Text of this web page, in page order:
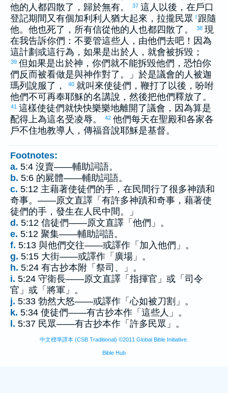
他的人都四散了，歸於無有。
37 這人以後，在戶口
登記期間又有個 加利利 人猶大起來，拉攏民眾 l 跟隨
他。他也死了，所有信從他的人也都四散了。
38 現
在我告訴你們：不要管這些人，由他們去吧！因為
這計劃或這行為，如果是出於人，就會被拆毀；
39 但如果是出於神，你們就不能拆毀他們，恐怕你
們反而被看做是與神作對了。」於是議會的人被迦
瑪列 說服了， 40 就叫來使徒們，鞭打了以後，吩咐
他們不可再奉耶穌的名講說，然後把他們釋放了。
41 這樣使徒們就快快樂樂地離開了議會，因為算是
配得上為這名受凌辱。
42 他們每天在聖殿和各家各
戶不住地教導人，傳福音說耶穌是基督。
Footnotes:
a. 5:4 沒賣——輔助詞語。
b. 5:6 的屍體——輔助詞語。
c. 5:12 主藉著使徒們的手，在民間行了很多神蹟和
奇事。——原文直譯「有許多神蹟和奇事，藉著使
徒們的手，發生在人民中間。」
d. 5:12 信徒們——原文直譯「他們」。
e. 5:12 聚集——輔助詞語。
f. 5:13 與他們交往——或譯作「加入他們」。
g. 5:15 大街——或譯作「廣場」。
h. 5:24 有古抄本附「祭司、」。
i. 5:24 守衛長——原文直譯「指揮官」或「司令
官」或「將軍」。
j. 5:33 勃然大怒——或譯作「心如被刀割」。
k. 5:34 使徒們——有古抄本作「這些人」。
l. 5:37 民眾——有古抄本作「許多民眾」。
中文標準譯本 (CSB Traditional) ©2011 Global Bible Initiative.
Bible Hub